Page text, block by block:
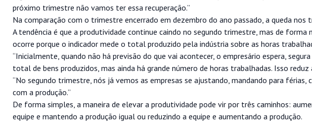
próximo trimestre não vamos ter essa recuperação.”
Na comparação com o trimestre encerrado em dezembro do ano passado, a queda nos
A tendência é que a produtividade continue caindo no segundo trimestre, mas de forma
ocorre porque o indicador mede o total produzido pela indústria sobre as horas
“Inicialmente, quando não há previsão do que vai acontecer, o empresário espera,
total de bens produzidos, mas ainda há grande número de horas trabalhadas. Isso reduz
“No segundo trimestre, nós já vemos as empresas se ajustando, mandando para
com a produção.”
De forma simples, a maneira de elevar a produtividade pode vir por três caminhos:
equipe e mantendo a produção igual ou reduzindo a equipe e aumentando a produção.